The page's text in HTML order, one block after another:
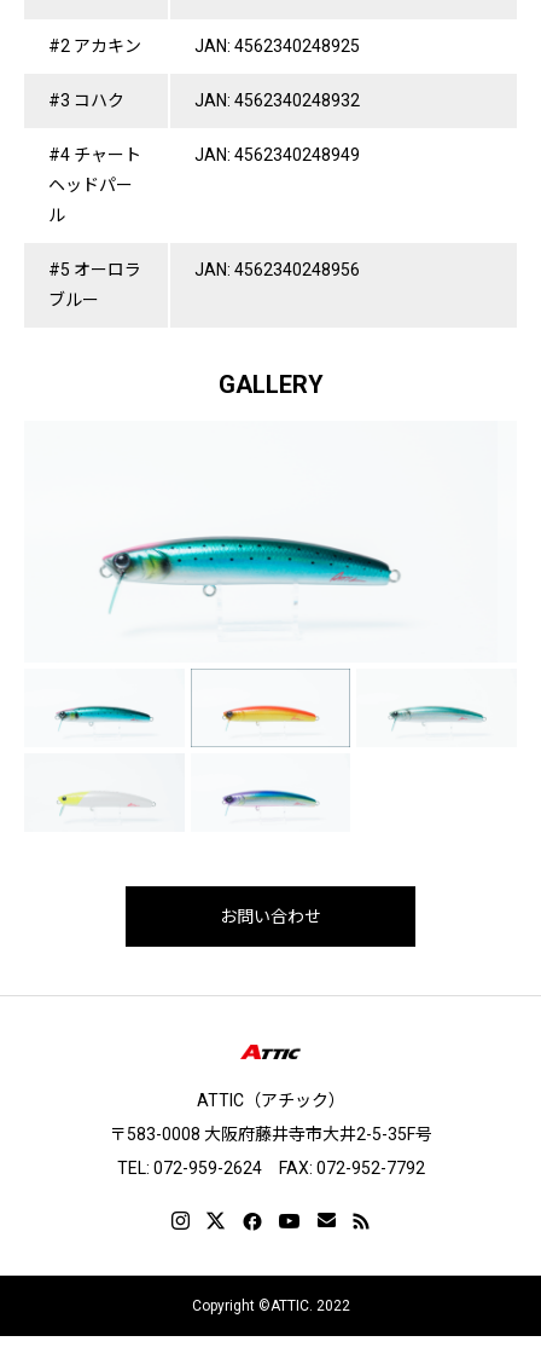
#2 アカキン JAN: 4562340248925
#3 コハク JAN: 4562340248932
#4 チャート
ヘッドパー
ル
JAN: 4562340248949
#5 オーロラ
ブルー
JAN: 4562340248956
GALLERY
お問い合わせ
ATTIC（アチック）
〒583-0008 大阪府藤井寺市大井2-5-35F号
TEL: 072-959-2624 FAX: 072-952-7792
Copyright ©ATTIC. 2022